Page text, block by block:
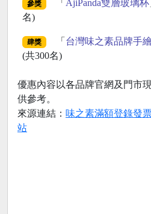
參獎 「 AjiPanda雙層玻璃杯
名)
肆獎 「 台灣味之素品牌手
(共300名)
優惠內容以各品牌官網及門市
供參考。
來源連結： 味之素滿額登錄發
站